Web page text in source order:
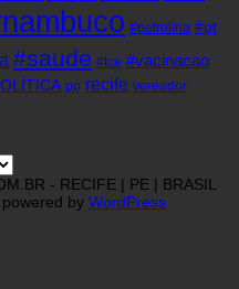
#petrolina #pt
#saude #tce #vacinacao
pp recife vereador
- RECIFE | PE | BRASIL
by WordPress